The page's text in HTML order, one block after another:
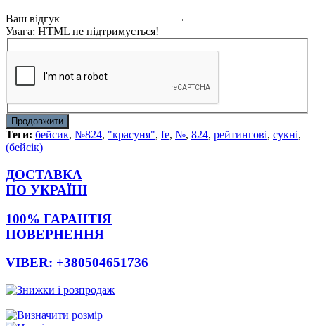
Ваш відгук
Увага: HTML не підтримується!
Продовжити
Теги: бейсик, №824, "красуня", fe, №, 824, рейтингові, сукні,
(бейсік)
ДОСТАВКА
ПО УКРАЇНІ
100% ГАРАНТІЯ
ПОВЕРНЕННЯ
VIBER: +380504651736